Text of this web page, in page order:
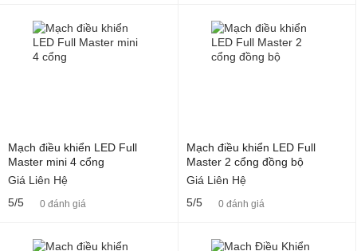
Mạch điều khiển LED Full
Master mini 4 cổng
Giá Liên Hệ
5/5
0 đánh giá
Mạch điều khiển LED Full
Master 2 cổng đồng bộ
Giá Liên Hệ
5/5
0 đánh giá